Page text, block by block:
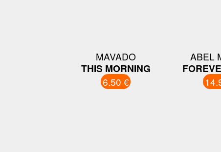
MAVADO
THIS MORNING
6.50 €
ABEL